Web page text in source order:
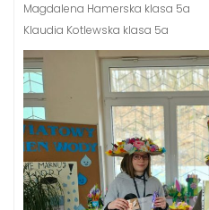
Magdalena Hamerska klasa 5a
Klaudia Kotlewska klasa 5a